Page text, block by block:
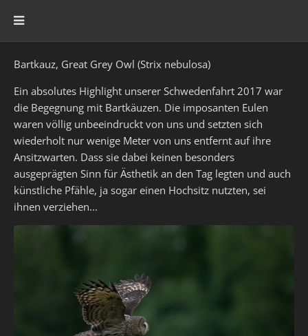
Bartkauz, Great Grey Owl (Strix nebulosa)
Ein absolutes Highlight unserer Schwedenfahrt 2017 war
die Begegnung mit Bartkäuzen. Die imposanten Eulen
waren völlig unbeeindruckt von uns und setzten sich
wiederholt nur wenige Meter von uns entfernt auf ihre
Ansitzwarten. Dass sie dabei keinen besonders
ausgeprägten Sinn für Ästhetik an den Tag legten und auch
künstliche Pfähle, ja sogar einen Hochsitz nutzten, sei
ihnen verziehen...